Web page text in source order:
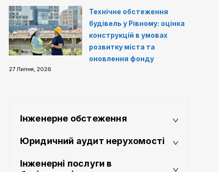
Технічне обстеження
будівель у Рівному: оцінка
конструкцій в умовах
розвитку міста та
оновлення фонду
27 Липня, 2026
Інженерне обстеження
Юридичний аудит нерухомості
Інженерні послуги в